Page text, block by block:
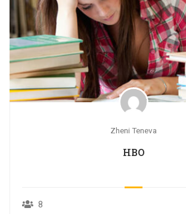
Zheni Teneva
НВО
8